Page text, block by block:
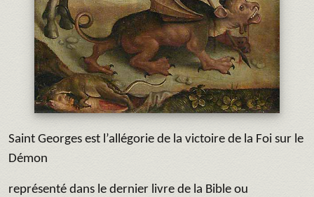
Saint Georges est l’allégorie de la victoire de la Foi sur le
Démon
représenté dans le dernier livre de la Bible ou